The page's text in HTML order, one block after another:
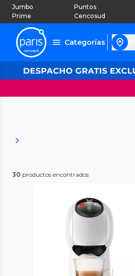
Jumbo
Prime
Puntos
Cencosud
Categorías
30 productos encontrados
Vista Previa